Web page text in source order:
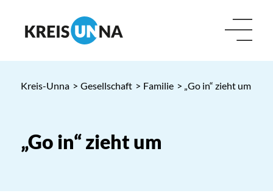
Kreis-Unna > Gesellschaft > Familie > „Go in“ zieht um
„Go in“ zieht um